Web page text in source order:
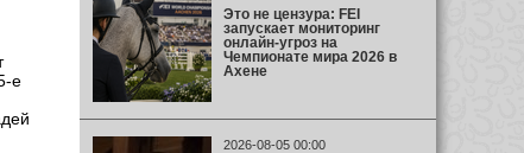
е
Это не цензура: FEI
запускает мониторинг
онлайн-угроз на
Чемпионате мира 2026 в
Ахене
2026-08-05 00:00